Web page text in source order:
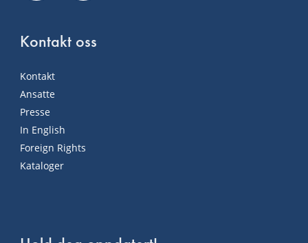
Kontakt oss
Kontakt
Ansatte
Presse
In English
Foreign Rights
Kataloger